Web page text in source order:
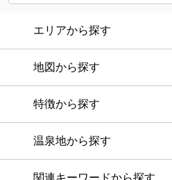
エリアから探す
地図から探す
特徴から探す
温泉地から探す